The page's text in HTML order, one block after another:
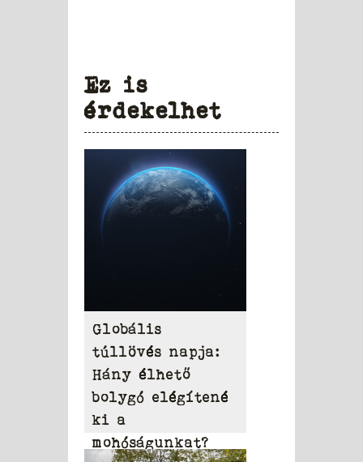
Ez is
érdekelhet
Globális
túllövés napja:
Hány élhető
bolygó elégítené
ki a
mohóságunkat?